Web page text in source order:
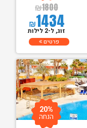
₪1800
₪1434
זוג, ל-2 לילות
פרטים
20%
הנחה